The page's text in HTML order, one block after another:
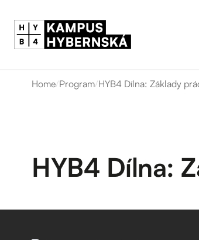
Home/Program/HYB4 Dílna: Základy
HYB4 Dílna: